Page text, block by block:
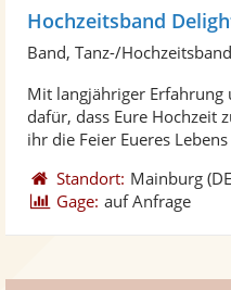
Hochzeitsband
Band, Tanz-/Hochzeitsband
Mit langjähriger
dafür, dass Eure Hochzeit
ihr die Feier Eueres
Standort: Mainburg
Gage: auf Anfrage